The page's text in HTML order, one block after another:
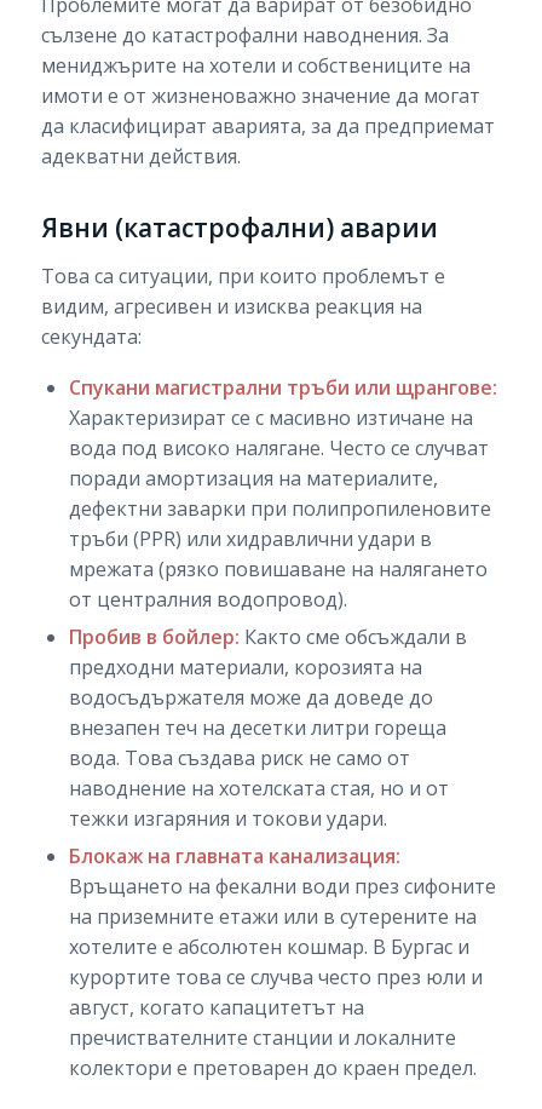
сълзене до катастрофални наводнения. За
мениджърите на хотели и собствениците на
имоти е от жизненоважно значение да могат
да класифицират аварията, за да предприемат
адекватни действия.
Явни (катастрофални) аварии
Това са ситуации, при които проблемът е
видим, агресивен и изисква реакция на
секундата:
Спукани магистрални тръби или щрангове:
Характеризират се с масивно изтичане на
вода под високо налягане. Често се случват
поради амортизация на материалите,
дефектни заварки при полипропиленовите
тръби (PPR) или хидравлични удари в
мрежата (рязко повишаване на налягането
от централния водопровод).
Пробив в бойлер: Както сме обсъждали в
предходни материали, корозията на
водосъдържателя може да доведе до
внезапен теч на десетки литри гореща
вода. Това създава риск не само от
наводнение на хотелската стая, но и от
тежки изгаряния и токови удари.
Блокаж на главната канализация:
Връщането на фекални води през сифоните
на приземните етажи или в сутерените на
хотелите е абсолютен кошмар. В Бургас и
курортите това се случва често през юли и
август, когато капацитетът на
пречиствателните станции и локалните
колектори е претоварен до краен предел.